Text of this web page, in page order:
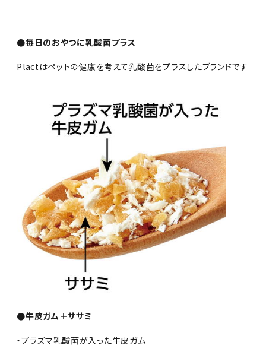
●毎日のおやつに乳酸菌プラス
Plactはペットの健康を考えて乳酸菌をプラスしたブランドです
●牛皮ガム＋ササミ
・プラズマ乳酸菌が入った牛皮ガム